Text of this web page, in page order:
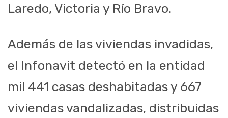
Laredo, Victoria y Río Bravo.
Además de las viviendas invadidas,
el Infonavit detectó en la entidad
mil 441 casas deshabitadas y 667
viviendas vandalizadas, distribuidas